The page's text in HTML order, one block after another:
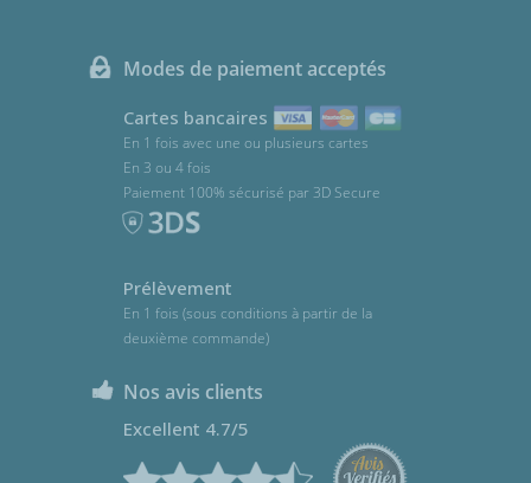
Modes de paiement acceptés
Cartes bancaires
En 1 fois avec une ou plusieurs cartes
En 3 ou 4 fois
Paiement 100% sécurisé par 3D Secure
Prélèvement
En 1 fois (sous conditions à partir de la
deuxième commande)
Nos avis clients
Excellent 4.7/5